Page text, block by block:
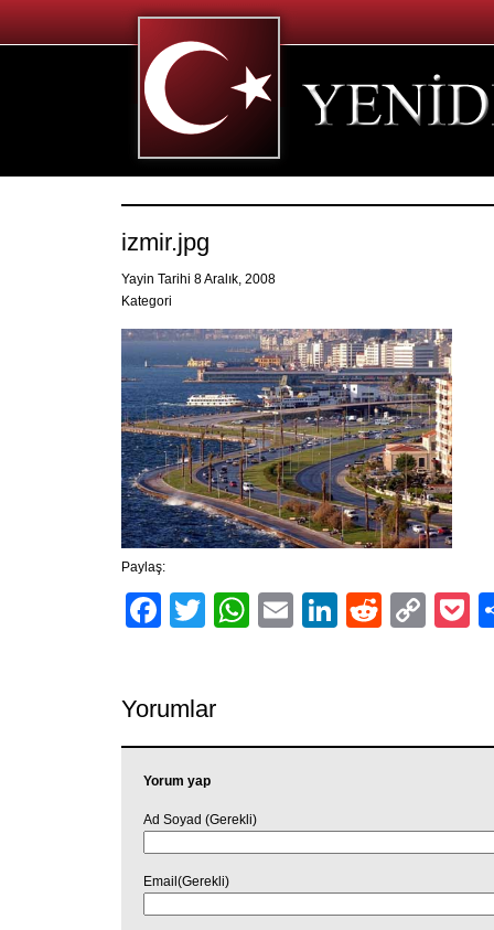
izmir.jpg
Yayin Tarihi 8 Aralık, 2008
Kategori
Paylaş:
Facebook
TwitterWhatsApp
EmailLinkedIn
Reddit
Yorumlar
Yorum yap
Ad Soyad (Gerekli)
Email(Gerekli)